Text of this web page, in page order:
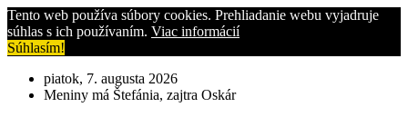
Tento web používa súbory cookies. Prehliadanie webu vyjadruje
súhlas s ich používaním. Viac informácií
Súhlasím!
piatok, 7. augusta 2026
Meniny má Štefánia, zajtra Oskár